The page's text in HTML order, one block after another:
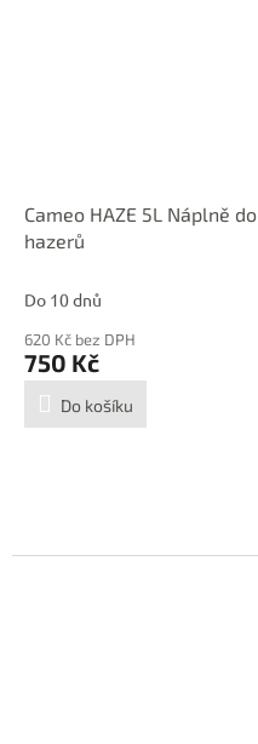
Cameo HAZE 5L Náplně do
hazerů
Do 10 dnů
620 Kč bez DPH
750 Kč
Do košíku